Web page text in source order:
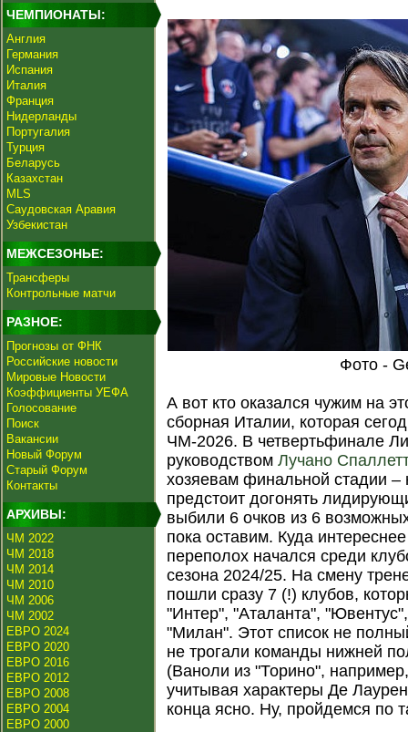
ЧЕМПИОНАТЫ:
Англия
Германия
Испания
Италия
Франция
Нидерланды
Португалия
Турция
Беларусь
Казахстан
MLS
Саудовская Аравия
Узбекистан
МЕЖСЕЗОНЬЕ:
Трансферы
Контрольные матчи
РАЗНОЕ:
Прогнозы от ФНК
Российские новости
Мировые Новости
Коэффициенты УЕФА
Голосование
Поиск
Вакансии
Новый Форум
Старый Форум
Контакты
АРХИВЫ:
ЧМ 2022
ЧМ 2018
ЧМ 2014
ЧМ 2010
ЧМ 2006
ЧМ 2002
ЕВРО 2024
ЕВРО 2020
ЕВРО 2016
ЕВРО 2012
ЕВРО 2008
ЕВРО 2004
ЕВРО 2000
Фото -
А вот кто оказался чужим на
сборная Италии, которая
ЧМ-2026. В четвертьфинале
руководствомЛучано
хозяевам финальной стадии
предстоит догонять
выбили 6 очков из 6
пока оставим. Куда
переполох начался среди
сезона 2024/25. На смену
пошли сразу 7 (!) клубов,
"Интер", "Аталанта",
"Милан". Этот список не
не трогали команды нижней
(Ваноли из "Торино",
учитывая характеры Де
конца ясно. Ну, пройдемся по